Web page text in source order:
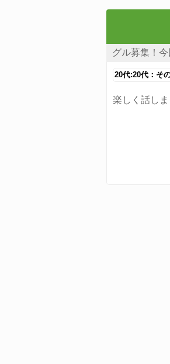
グル募集！
20代:20代：そ
楽しく話しま